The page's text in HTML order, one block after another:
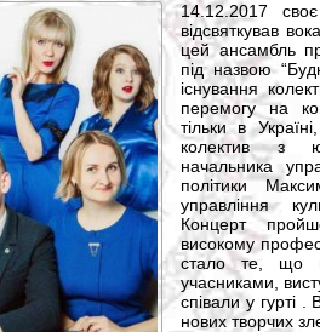
14.12.2017
відсвяткував
цей ансамбль
під назвою
існування
перемогу на
тільки в
колектив з
начальника
політики
управління
Концерт
високому
стало те, що
учасниками,
співали у гурті
нових творчих